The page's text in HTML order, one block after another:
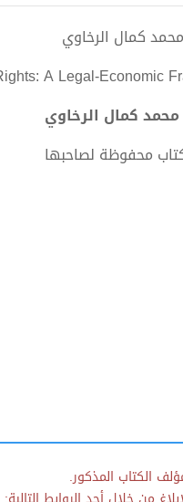
A Legal-Economic
محفوظة لصاحبها
الكتاب المذكور.